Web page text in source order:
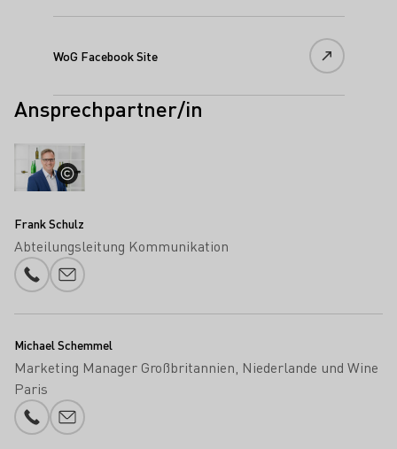
WoG Facebook Site
Ansprechpartner/in
Frank Schulz
Abteilungsleitung Kommunikation
Telefonnummer
E-Mail-Adresse
Michael Schemmel
Marketing Manager Großbritannien, Niederlande und Wine
Paris
Telefonnummer
E-Mail-Adresse